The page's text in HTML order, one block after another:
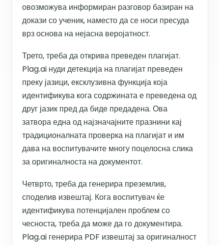
овозможува информиран разговор базиран на
докази со ученик, наместо да се носи пресуда
врз основа на нејасна веројатност.
Трето, треба да открива преведен плагијат.
Plag.ai нуди детекција на плагијат преведен
преку јазици, ексклузивна функција која
идентификува кога содржината е преведена од
друг јазик пред да биде предадена. Ова
затвора една од најзначајните празнини кај
традиционалната проверка на плагијат и им
дава на воспитувачите многу поцелосна слика
за оригиналноста на документот.
Четврто, треба да генерира преземлив,
споделив извештај. Кога воспитувач ќе
идентификува потенцијален проблем со
чесноста, треба да може да го документира.
Plag.ai генерира PDF извештај за оригиналност